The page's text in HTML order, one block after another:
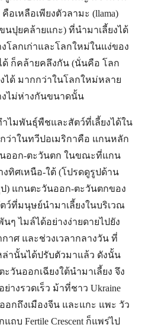
อเหลือเพียงตัวลามะ (llama)
นปุยคล้ายแกะ) ที่นำมาเลี้ยงได้
โลกเก่าและโลกใหม่ในแง่ของ
ก็คล้ายคลึงกัน (นั่นคือ โลก
ได้ มากกว่าในโลกใหม่หลาย
งไม่ห่างกันขนาดนั้น
ไมพันธุ์พืชและสัตว์ที่เลี้ยงได้ใน
ว่าในทวีปอเมริกาคือ แกนหลัก
นออก-ตะวันตก ในขณะที่แกน
ทิศเหนือ-ใต้ (โปรดดูรูปด้าน
) แกนตะวันออก-ตะวันตกของ
ว์ที่มนุษย์นำมาเลี้ยงในบริเวณ
ๆ ไมล์ได้อย่างง่ายดายไปยัง
าศ และช่วงเวลากลางวัน ที่
านั้นได้ปรับตัวมาแล้ว ดังนั้น
วันออกเฉียงใต้นำมาเลี้ยง จึง
างรวดเร็ว ม้าที่ชาว Ukraine
อกถึงเมืองจีน และแกะ แพะ วัว
ถบ Fertile Crescent ก็แพร่ไป